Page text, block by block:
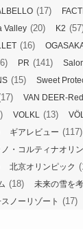
(17)
Valley (20) K2
(16)
PR (141)
(15) Sweet
VAN DEER-
VOLKL (13)
ギアレビュー (117)
ノ・コルティナオリ
北京オリンピック
(18) 未来の雪を
ノーリゾート (17)